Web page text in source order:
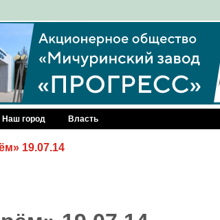
Наш город Власть
19.07.14